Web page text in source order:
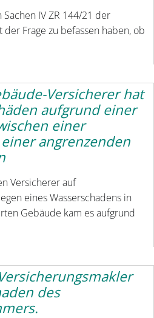
IV ZR 144/21 der
Frage zu befassen haben, ob
Versicherer hat
aufgrund einer
einer
angrenzenden
Versicherer auf
eines Wasserschadens in
Gebäude kam es aufgrund
des